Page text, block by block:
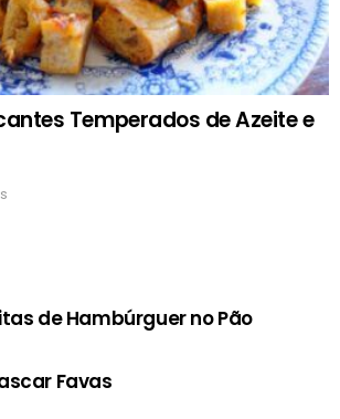
Temperados de Azeite e
de Hambúrguer no Pão
Favas